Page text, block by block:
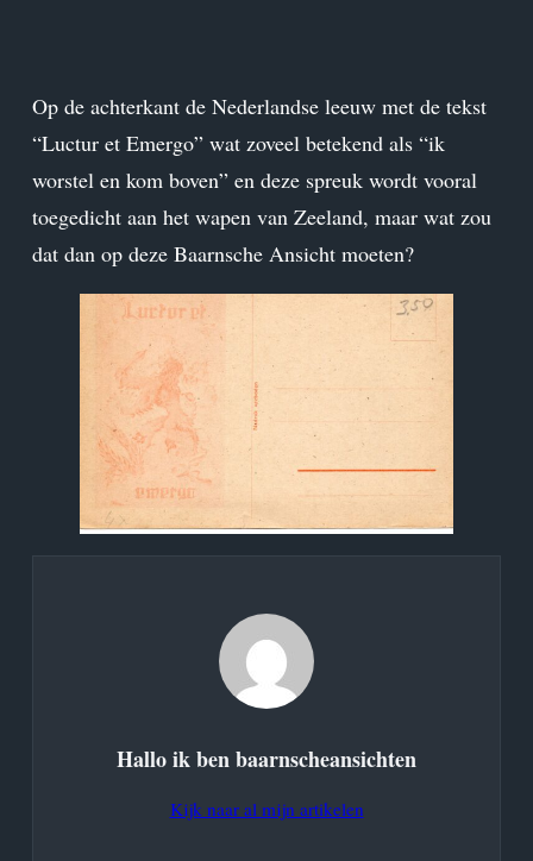
Op de achterkant de Nederlandse leeuw met de tekst
“Luctur et Emergo” wat zoveel betekend als “ik
worstel en kom boven” en deze spreuk wordt vooral
toegedicht aan het wapen van Zeeland, maar wat zou
dat dan op deze Baarnsche Ansicht moeten?
Hallo ik benbaarnscheansichten
Kijk naar al mijn artikelen